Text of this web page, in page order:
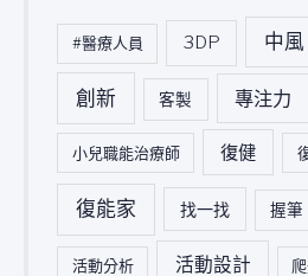
#醫療人員 3DP 中風
創新 客製 專注力
小兒職能治療師 復健
復能家 找一找 握筆
活動分析 活動設計